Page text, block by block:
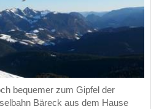
bequemer zum Gipfel der
Bäreck aus dem Hause